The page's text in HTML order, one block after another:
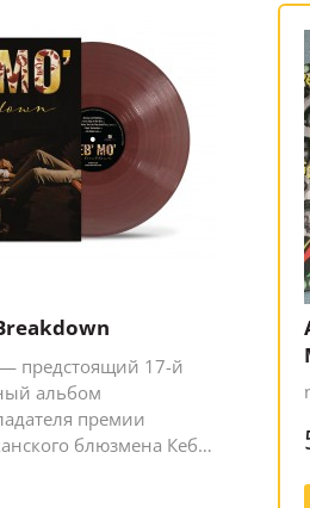
— предстоящий 17-й
альбом
премии
блюзмена Кеба